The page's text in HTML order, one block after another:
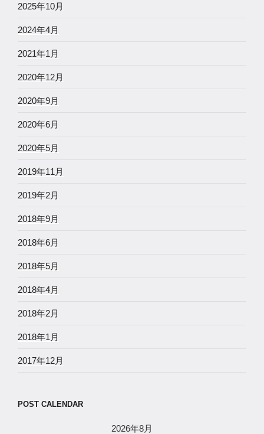
2025年10月
2024年4月
2021年1月
2020年12月
2020年9月
2020年6月
2020年5月
2019年11月
2019年2月
2018年9月
2018年6月
2018年5月
2018年4月
2018年2月
2018年1月
2017年12月
POST CALENDAR
2026年8月